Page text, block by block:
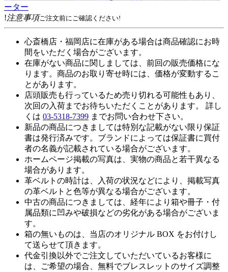
ーター
!注意事項ご注文前にご確認ください!
心斎橋店・福岡店に在庫がある場合は商品確認にお時
間をいただく場合がございます。
在庫がない商品に関しましては、前回の販売価格にな
ります。商品のお取り寄せ時には、価格が変動するこ
とがあります。
店頭販売も行っているため売り切れる可能性もあり、
次回の入荷までお待ちいただくことがあります。 詳し
くは 03-5318-7399 までお問い合わせ下さい。
新品の商品につきましては特別な記載がない限り保証
書は発行済みです。ブランドによっては保証書に買付
者の名義が記載されている場合がございます。
ホームページ掲載の写真は、実物の商品と若干異なる
場合があります。
革ベルトの時計は、入荷の状況などにより、掲載写真
の革ベルトと色等が異なる場合がございます。
中古の商品につきましては、経年により箱や冊子・付
属品類に凹みや破損などの劣化がある場合がございま
す。
箱の無いものは、当店のオリジナル BOX をお付けし
て送らせて頂きます。
代金引換以外でご注文していただいているお客様に
は、ご希望の場合、無料でブレスレットのサイズ調整